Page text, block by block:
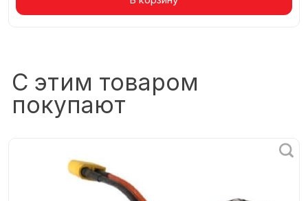
С этим товаром
покупают